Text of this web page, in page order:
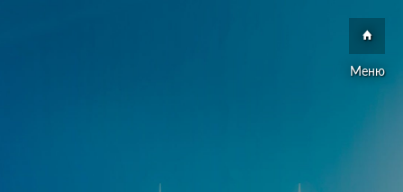
Меню